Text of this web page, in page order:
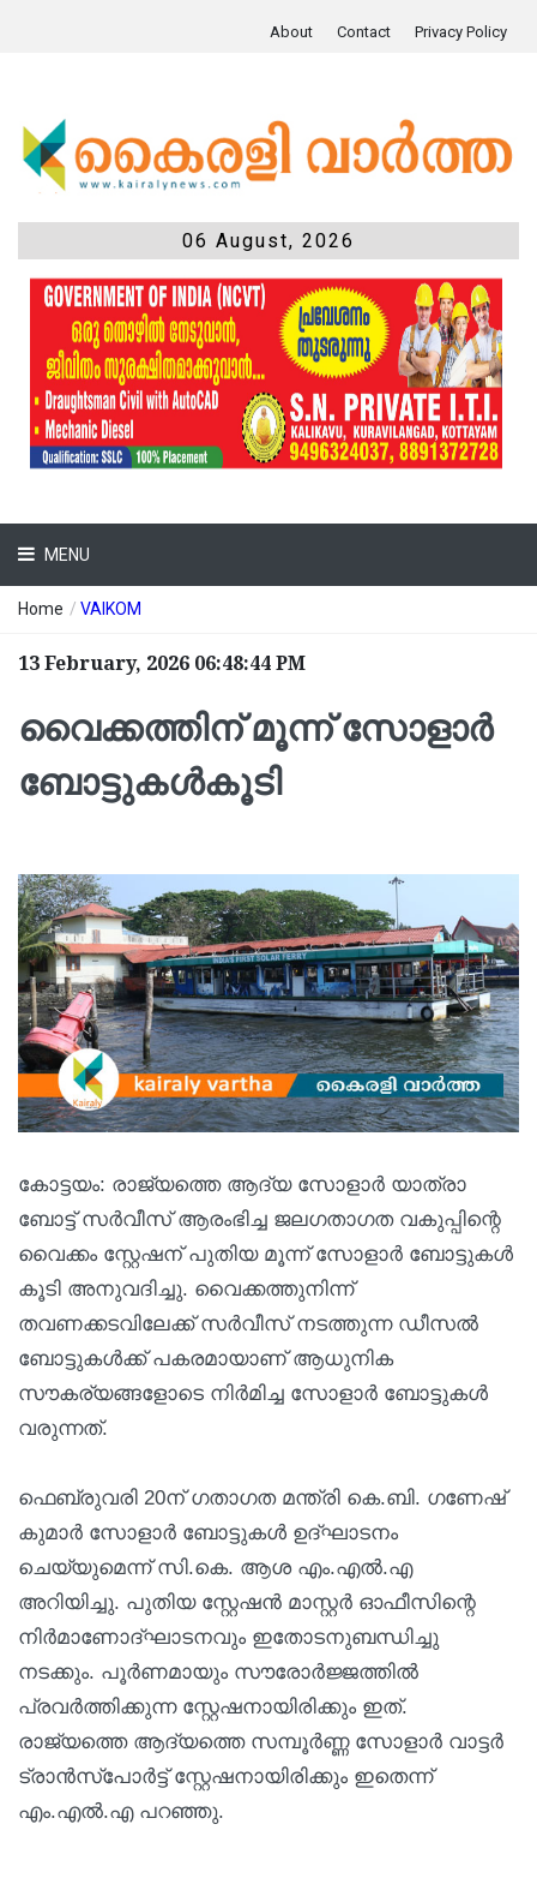
About Contact Privacy Policy
06 August, 2026
MENU
Home / VAIKOM
13 February, 2026 06:48:44 PM
വൈക്കത്തിന് മൂന്ന് സോളാർ
ബോട്ടുകൾകൂടി
കോട്ടയം: രാജ്യത്തെ ആദ്യ സോളാർ യാത്രാ
ബോട്ട് സർവീസ് ആരംഭിച്ച ജലഗതാഗത വകുപ്പിന്റെ
വൈക്കം സ്റ്റേഷന് പുതിയ മൂന്ന് സോളാർ ബോട്ടുകൾ
കൂടി അനുവദിച്ചു. വൈക്കത്തുനിന്ന്
തവണക്കടവിലേക്ക് സർവീസ് നടത്തുന്ന ഡീസൽ
ബോട്ടുകൾക്ക് പകരമായാണ് ആധുനിക
സൗകര്യങ്ങളോടെ നിർമിച്ച സോളാർ ബോട്ടുകൾ
വരുന്നത്.
ഫെബ്രുവരി 20ന് ഗതാഗത മന്ത്രി കെ.ബി. ഗണേഷ്
കുമാർ സോളാർ ബോട്ടുകൾ ഉദ്ഘാടനം
ചെയ്യുമെന്ന് സി.കെ. ആശ എം.എൽ.എ
അറിയിച്ചു. പുതിയ സ്റ്റേഷൻ മാസ്റ്റർ ഓഫീസിന്റെ
നിർമാണോദ്ഘാടനവും ഇതോടനുബന്ധിച്ചു
നടക്കും. പൂർണമായും സൗരോർജ്ജത്തിൽ
പ്രവർത്തിക്കുന്ന സ്റ്റേഷനായിരിക്കും ഇത്.
രാജ്യത്തെ ആദ്യത്തെ സമ്പൂർണ്ണ സോളാർ വാട്ടർ
ട്രാൻസ്‌പോർട്ട് സ്റ്റേഷനായിരിക്കും ഇതെന്ന്
എം.എൽ.എ പറഞ്ഞു.